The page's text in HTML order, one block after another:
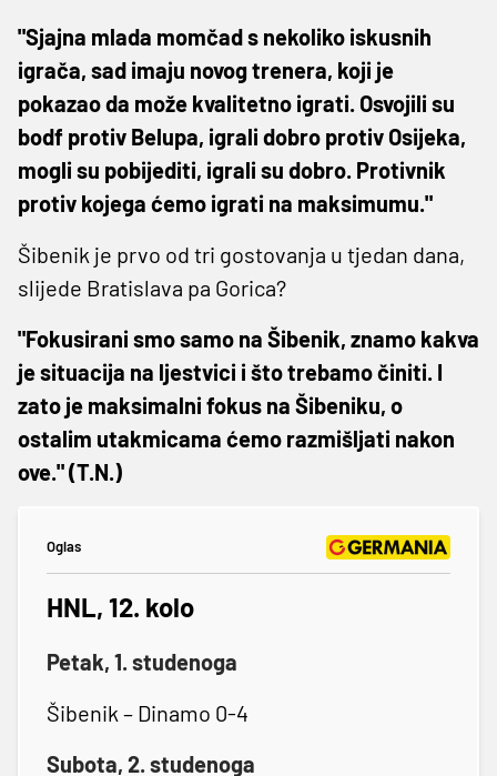
"Sjajna mlada momčad s nekoliko iskusnih
igrača, sad imaju novog trenera, koji je
pokazao da može kvalitetno igrati. Osvojili su
bodf protiv Belupa, igrali dobro protiv Osijeka,
mogli su pobijediti, igrali su dobro. Protivnik
protiv kojega ćemo igrati na maksimumu."
Šibenik je prvo od tri gostovanja u tjedan dana,
slijede Bratislava pa Gorica?
"Fokusirani smo samo na Šibenik, znamo kakva
je situacija na ljestvici i što trebamo činiti. I
zato je maksimalni fokus na Šibeniku, o
ostalim utakmicama ćemo razmišljati nakon
ove." (T.N.)
Oglas
HNL, 12. kolo
Petak, 1. studenoga
Šibenik – Dinamo 0-4
Subota, 2. studenoga